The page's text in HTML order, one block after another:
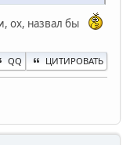
ох, назвал бы
QQ ЦИТИРОВАТЬ